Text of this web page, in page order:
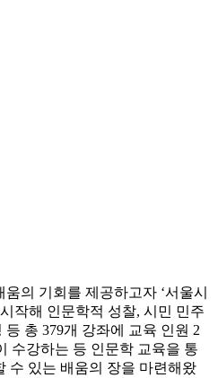
의 기회를 제공하고자 ‘서울시
작해 인문학적 성찰, 시민 민주
총 379개 강좌에 교육 인원 2
수강하는 등 인문학 교육을 통
수 있는 배움의 장을 마련해왔